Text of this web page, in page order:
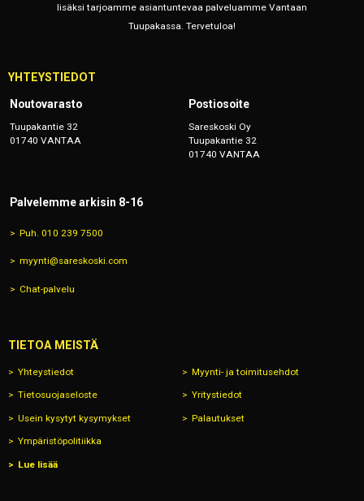
lisäksi tarjoamme asiantuntevaa palveluamme Vantaan
Tuupakassa. Tervetuloa!
YHTEYSTIEDOT
Noutovarasto
Tuupakantie 32
01740 VANTAA
Postiosoite
Sareskoski Oy
Tuupakantie 32
01740 VANTAA
Palvelemme arkisin 8-16
Puh. 010 239 7500
myynti@sareskoski.com
Chat-palvelu
TIETOA MEISTÄ
Yhteystiedot Myynti- ja toimitusehdot
Tietosuojaseloste Yritystiedot
Usein kysytyt kysymykset Palautukset
Ympäristöpolitiikka
Lue lisää